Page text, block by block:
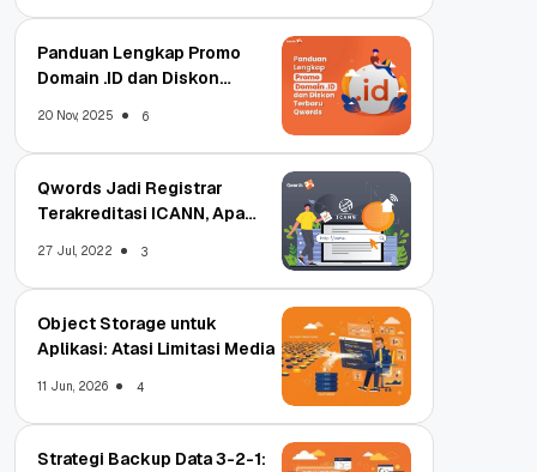
Panduan Lengkap Promo
Domain .ID dan Diskon
20 Nov, 2025 6
Qwords Jadi Registrar
Terakreditasi ICANN, Apa
27 Jul, 2022 3
Object Storage untuk
Aplikasi: Atasi Limitasi Media
11 Jun, 2026 4
Strategi Backup Data 3-2-1: